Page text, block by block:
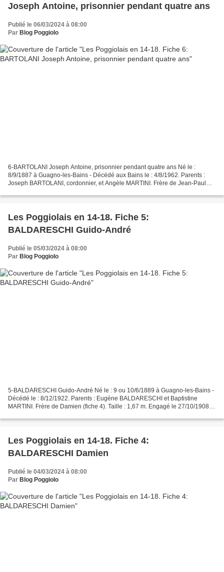
Joseph Antoine, prisonnier pendant quatre ans
Publié le 06/03/2024 à 08:00
Par Blog Poggiolo
6-BARTOLANI Joseph Antoine, prisonnier pendant quatre ans Né le :
8/9/1887 à Guagno-les-Bains - Décédé aux Bains le : 4/8/1962. Parents :
Joseph BARTOLANI, cordonnier, et Angèle MARTINI. Frère de Jean-Paul
Les Poggiolais en 14-18. Fiche 5:
BALDARESCHI Guido-André
Publié le 05/03/2024 à 08:00
Par Blog Poggiolo
5-BALDARESCHI Guido-André Né le : 9 ou 10/6/1889 à Guagno-les-Bains -
Décédé le : 8/12/1922. Parents : Eugène BALDARESCHI et Baptistine
MARTINI. Frère de Damien (fiche 4). Taille : 1,67 m. Engagé le 27/10/1908
Les Poggiolais en 14-18. Fiche 4:
BALDARESCHI Damien
Publié le 04/03/2024 à 08:00
Par Blog Poggiolo